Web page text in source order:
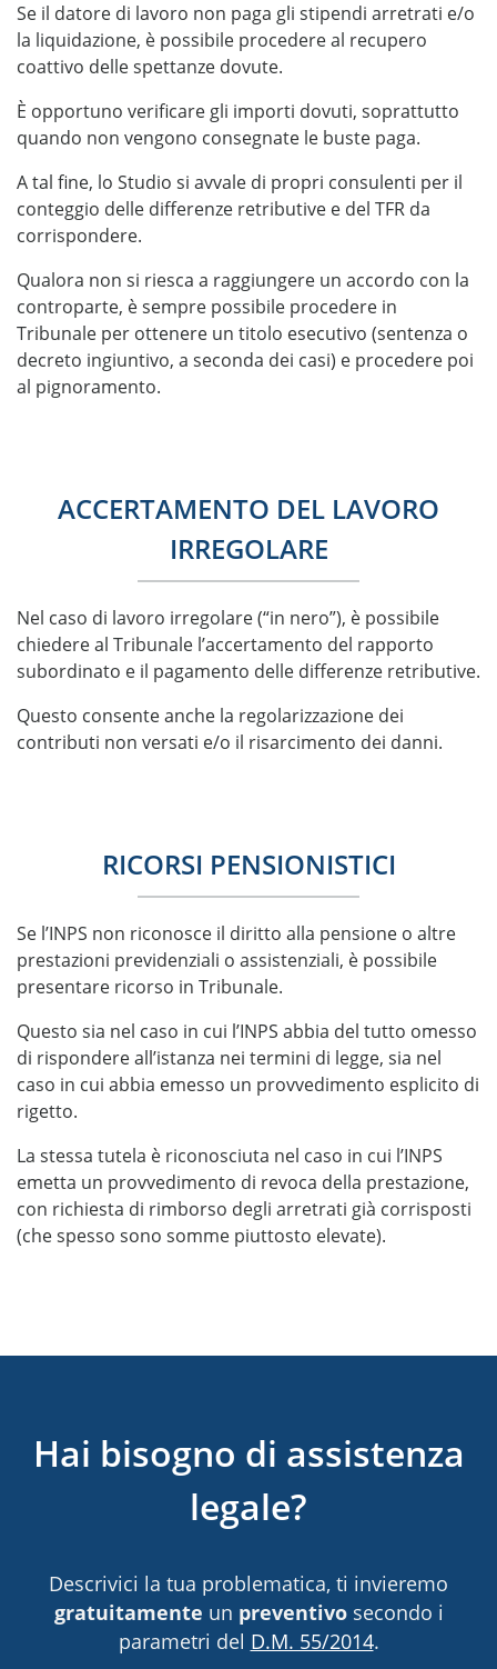
Se il datore di lavoro non paga gli stipendi arretrati e/o
la liquidazione, è possibile procedere al recupero
coattivo delle spettanze dovute.
È opportuno verificare gli importi dovuti, soprattutto
quando non vengono consegnate le buste paga.
A tal fine, lo Studio si avvale di propri consulenti per il
conteggio delle differenze retributive e del TFR da
corrispondere.
Qualora non si riesca a raggiungere un accordo con la
controparte, è sempre possibile procedere in
Tribunale per ottenere un titolo esecutivo (sentenza o
decreto ingiuntivo, a seconda dei casi) e procedere poi
al pignoramento.
ACCERTAMENTO DEL LAVORO
IRREGOLARE
Nel caso di lavoro irregolare (“in nero”), è possibile
chiedere al Tribunale l’accertamento del rapporto
subordinato e il pagamento delle differenze retributive.
Questo consente anche la regolarizzazione dei
contributi non versati e/o il risarcimento dei danni.
RICORSI PENSIONISTICI
Se l’INPS non riconosce il diritto alla pensione o altre
prestazioni previdenziali o assistenziali, è possibile
presentare ricorso in Tribunale.
Questo sia nel caso in cui l’INPS abbia del tutto omesso
di rispondere all’istanza nei termini di legge, sia nel
caso in cui abbia emesso un provvedimento esplicito di
rigetto.
La stessa tutela è riconosciuta nel caso in cui l’INPS
emetta un provvedimento di revoca della prestazione,
con richiesta di rimborso degli arretrati già corrisposti
(che spesso sono somme piuttosto elevate).
Hai bisogno di assistenza
legale?
Descrivici la tua problematica, ti invieremo
gratuitamente un preventivosecondo i
parametri del D.M. 55/2014.